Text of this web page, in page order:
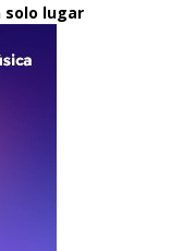
solo lugar